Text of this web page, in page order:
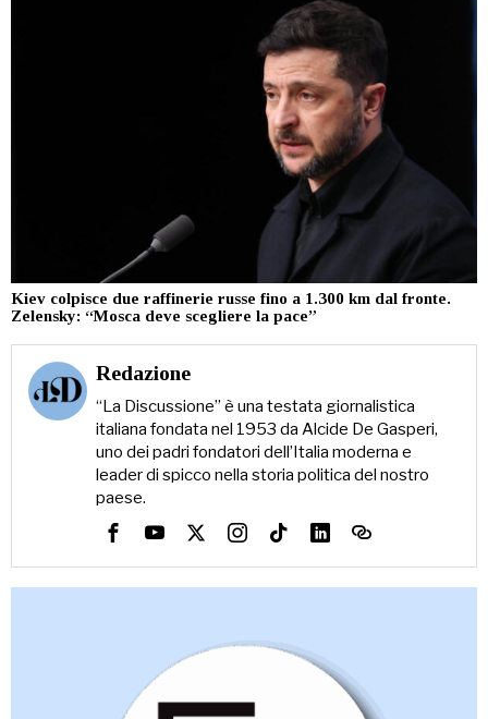
Kiev colpisce due raffinerie russe fino a 1.300 km dal fronte.
Zelensky: “Mosca deve scegliere la pace”
Redazione
“La Discussione” è una testata giornalistica
italiana fondata nel 1953 da Alcide De Gasperi,
uno dei padri fondatori dell’Italia moderna e
leader di spicco nella storia politica del nostro
paese.